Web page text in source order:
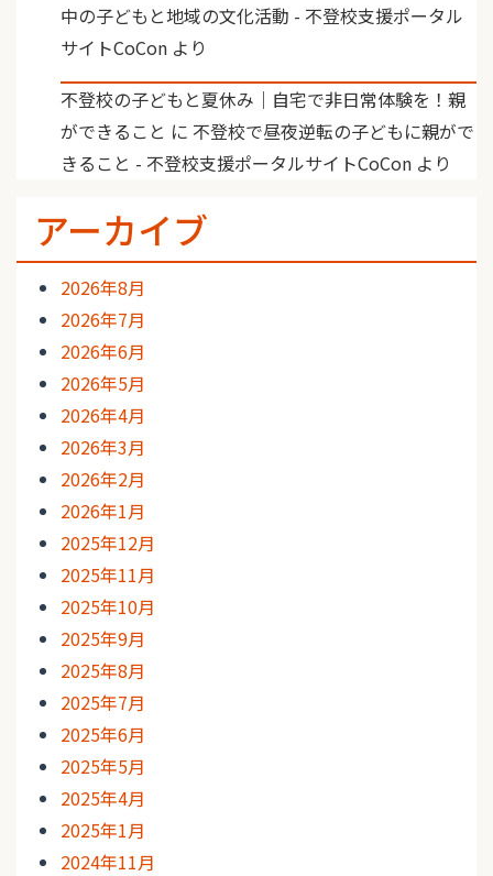
中の子どもと地域の文化活動 - 不登校支援ポータル
サイトCoCon より
不登校の子どもと夏休み｜自宅で非日常体験を！親
ができること に 不登校で昼夜逆転の子どもに親がで
きること - 不登校支援ポータルサイトCoCon より
アーカイブ
2026年8月
2026年7月
2026年6月
2026年5月
2026年4月
2026年3月
2026年2月
2026年1月
2025年12月
2025年11月
2025年10月
2025年9月
2025年8月
2025年7月
2025年6月
2025年5月
2025年4月
2025年1月
2024年11月